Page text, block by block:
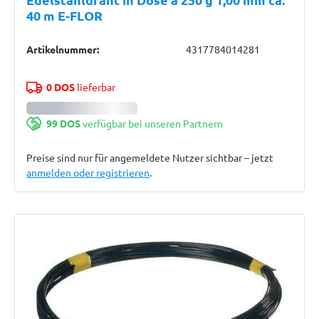
40 m E-FLOR
Artikelnummer: 4317784014281
0 DOSlieferbar
99 DOSverfügbar bei unseren Partnern
Preise sind nur für angemeldete Nutzer sichtbar – jetzt
anmelden oder registrieren.